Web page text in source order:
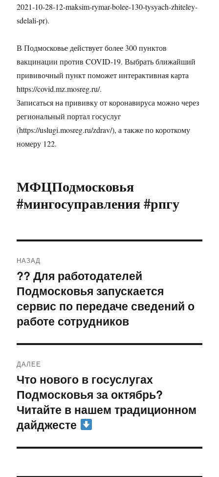
2021-10-28-12-maksim-rymar-bolee-130-tysyach-zhiteley-
sdelali-pr).
В Подмосковье действует более 300 пунктов
вакцинации против COVID-19. Выбрать ближайший
прививочный пункт поможет интерактивная карта
https://covid.mz.mosreg.ru/.
Записаться на прививку от коронавируса можно через
региональный портал госуслуг
(https://uslugi.mosreg.ru/zdrav/), а также по короткому
номеру 122.
МФЦПодмосковья
#мингосуправления #рпгу
по
записям
НАЗАД
Предыдущая
запись:
?‍? Для работодателей
Подмосковья запускается
сервис по передаче сведений о
работе сотрудников
ДАЛЕЕ
Следующая
запись:
Что нового в госуслугах
Подмосковья за октябрь?
Читайте в нашем традиционном
дайджесте